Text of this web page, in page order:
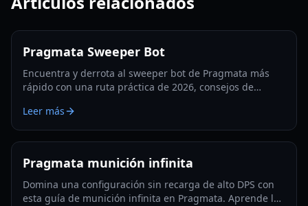
Pragmata Sweeper Bot
Encuentra y derrota al sweeper bot de Pragmata más
rápido con una ruta práctica de 2026, consejos de
Filamento Luna.
Leer más
Pragmata munición infinita
Domina una configuración sin recarga de alto DPS con
esta guía de munición infinita en Pragmata. Aprende los